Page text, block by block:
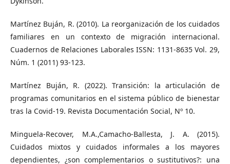
Martínez Buján, R. (2010). La reorganización de los cuidados
familiares en un contexto de migración internacional.
Cuadernos de Relaciones Laborales ISSN: 1131-8635 Vol. 29,
Núm. 1 (2011) 93-123.
Martínez Buján, R. (2022). Transición: la articulación de
programas comunitarios en el sistema público de bienestar
tras la Covid-19. Revista Documentación Social, Nº 10.
Minguela-Recover, M.A.,Camacho-Ballesta, J. A. (2015).
Cuidados mixtos y cuidados informales a los mayores
dependientes, ¿son complementarios o sustitutivos?: una